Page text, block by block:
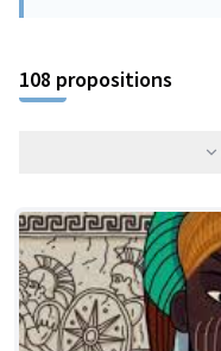
108 propositions